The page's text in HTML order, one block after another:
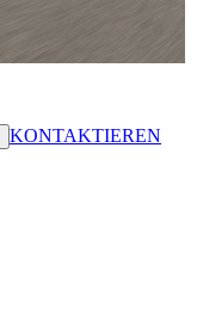
KONTAKTIEREN